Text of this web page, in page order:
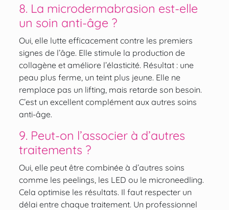
8. La microdermabrasion est-elle
un soin anti-âge ?
Oui, elle lutte efficacement contre les premiers
signes de l’âge. Elle stimule la production de
collagène et améliore l’élasticité. Résultat : une
peau plus ferme, un teint plus jeune. Elle ne
remplace pas un lifting, mais retarde son besoin.
C’est un excellent complément aux autres soins
anti-âge.
9. Peut-on l’associer à d’autres
traitements ?
Oui, elle peut être combinée à d’autres soins
comme les peelings, les LED ou le microneedling.
Cela optimise les résultats. Il faut respecter un
délai entre chaque traitement. Un professionnel